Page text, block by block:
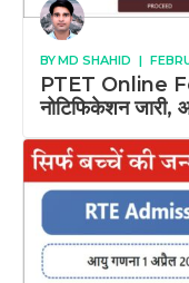
BYMD SHAHID |
PTET Online
नोटिफिकेशन